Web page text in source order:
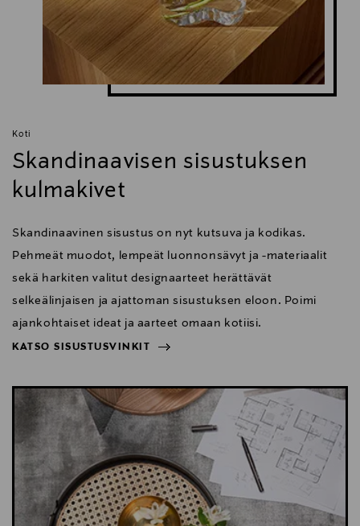
Koti
Skandinaavisen sisustuksen
kulmakivet
Skandinaavinen sisustus on nyt kutsuva ja kodikas.
Pehmeät muodot, lempeät luonnonsävyt ja -materiaalit
sekä harkiten valitut designaarteet herättävät
selkeälinjaisen ja ajattoman sisustuksen eloon. Poimi
ajankohtaiset ideat ja aarteet omaan kotiisi.
KATSO SISUSTUSVINKIT
KATSO SISUSTUSVINKIT